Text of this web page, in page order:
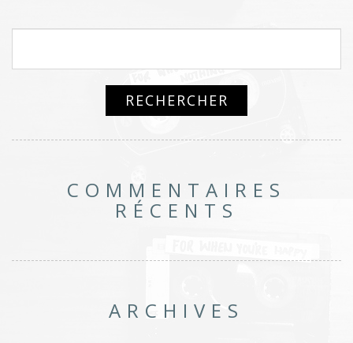
COMMENTAIRES
RÉCENTS
ARCHIVES